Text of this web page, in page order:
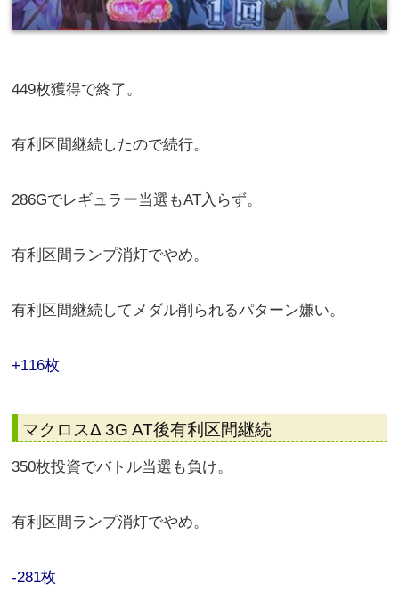
449枚獲得で終了。
有利区間継続したので続行。
286Gでレギュラー当選もAT入らず。
有利区間ランプ消灯でやめ。
有利区間継続してメダル削られるパターン嫌い。
+116枚
マクロスΔ 3G AT後有利区間継続
350枚投資でバトル当選も負け。
有利区間ランプ消灯でやめ。
-281枚